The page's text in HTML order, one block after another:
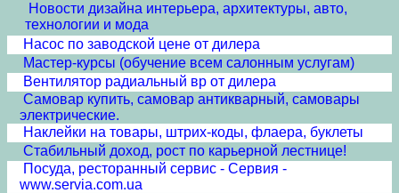
Новости дизайна интерьера, архитектуры, авто,
технологии и мода
Насос по заводской цене от дилера
Мастер-курсы (обучение всем салонным услугам)
Вентилятор радиальный вр от дилера
Самовар купить, самовар антикварный, самовары
электрические.
Наклейки на товары, штрих-коды, флаера, буклеты
Стабильный доход, рост по карьерной лестнице!
Посуда, ресторанный сервис - Сервия -
www.servia.com.ua